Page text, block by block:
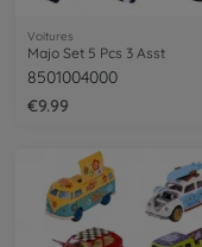
Voitures
Majo Set 5 Pcs 3 Asst
8501004000
€9.99